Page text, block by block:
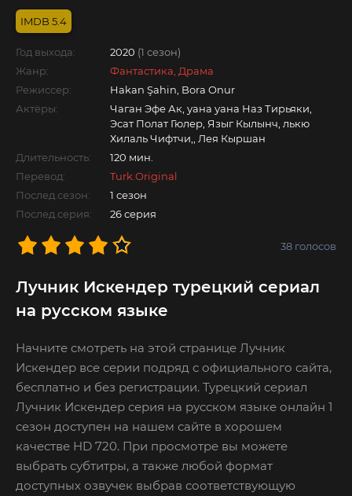
5.4
Год выхода: 2020 (1 сезон)
Жанр:
Фантастика, Драма
Режиссер:
Hakan Şahin, Bora Onur
Актёры:
Чаган Эфе Ак, уана уана Наз Тирьяки,
Эсат Полат Гюлер, Языг Кылынч, лькю
Хилаль Чифтчи,, Лея Кыршан
Длительность:
120 мин.
Перевод:
Turk.Original
Послед.сезон:
1 сезон
Послед.серия:
26 серия
38 голосов
Лучник Искендер турецкий сериал
на русском языке
Начните смотреть на этой странице Лучник
Искендер все серии подряд с официального сайта,
бесплатно и без регистрации. Турецкий сериал
Лучник Искендер серия на русском языке онлайн 1
сезон доступен на нашем сайте в хорошем
качестве HD 720. При просмотре вы можете
выбрать субтитры, а также любой формат
доступных озвучек выбрав соответствующую